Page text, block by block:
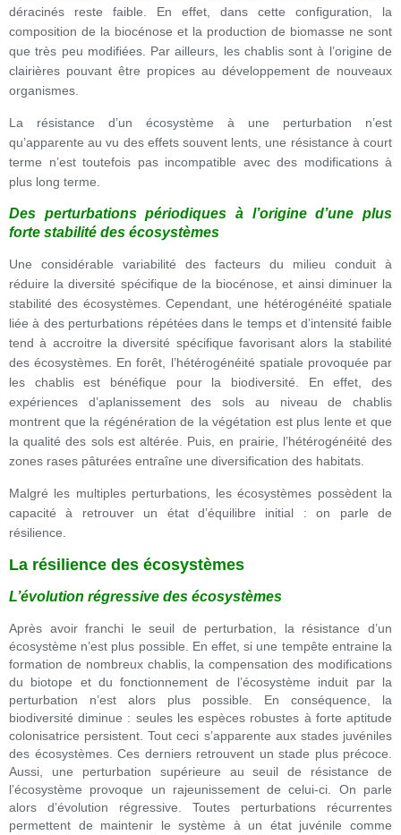
déracinés reste faible. En effet, dans cette configuration, la
composition de la biocénose et la production de biomasse ne sont
que très peu modifiées. Par ailleurs, les chablis sont à l’origine de
clairières pouvant être propices au développement de nouveaux
organismes.
La résistance d’un écosystème à une perturbation n’est
qu’apparente au vu des effets souvent lents, une résistance à court
terme n’est toutefois pas incompatible avec des modifications à
plus long terme.
Des perturbations périodiques à l’origine d’une plus
forte stabilité des écosystèmes
Une considérable variabilité des facteurs du milieu conduit à
réduire la diversité spécifique de la biocénose, et ainsi diminuer la
stabilité des écosystèmes. Cependant, une hétérogénéité spatiale
liée à des perturbations répétées dans le temps et d’intensité faible
tend à accroitre la diversité spécifique favorisant alors la stabilité
des écosystèmes. En forêt, l’hétérogénéité spatiale provoquée par
les chablis est bénéfique pour la biodiversité. En effet, des
expériences d’aplanissement des sols au niveau de chablis
montrent que la régénération de la végétation est plus lente et que
la qualité des sols est altérée. Puis, en prairie, l’hétérogénéité des
zones rases pâturées entraîne une diversification des habitats.
Malgré les multiples perturbations, les écosystèmes possèdent la
capacité à retrouver un état d’équilibre initial : on parle de
résilience.
La résilience des écosystèmes
L’évolution régressive des écosystèmes
Après avoir franchi le seuil de perturbation, la résistance d’un
écosystème n’est plus possible. En effet, si une tempête entraine la
formation de nombreux chablis, la compensation des modifications
du biotope et du fonctionnement de l’écosystème induit par la
perturbation n’est alors plus possible. En conséquence, la
biodiversité diminue : seules les espèces robustes à forte aptitude
colonisatrice persistent. Tout ceci s’apparente aux stades juvéniles
des écosystèmes. Ces derniers retrouvent un stade plus précoce.
Aussi, une perturbation supérieure au seuil de résistance de
l’écosystème provoque un rajeunissement de celui-ci. On parle
alors d’évolution régressive. Toutes perturbations récurrentes
permettent de maintenir le système à un état juvénile comme